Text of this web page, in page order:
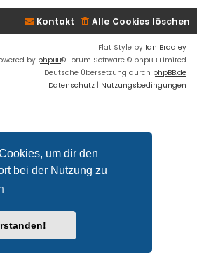
um dir den
bei der Nutzung zu
Alle Cookies löschen
Kontakt
Flat Style by Ian Bradley
by phpBB® Forum Software © phpBB Limited
Deutsche Übersetzung durch phpBB.de
Datenschutz | Nutzungsbedingungen